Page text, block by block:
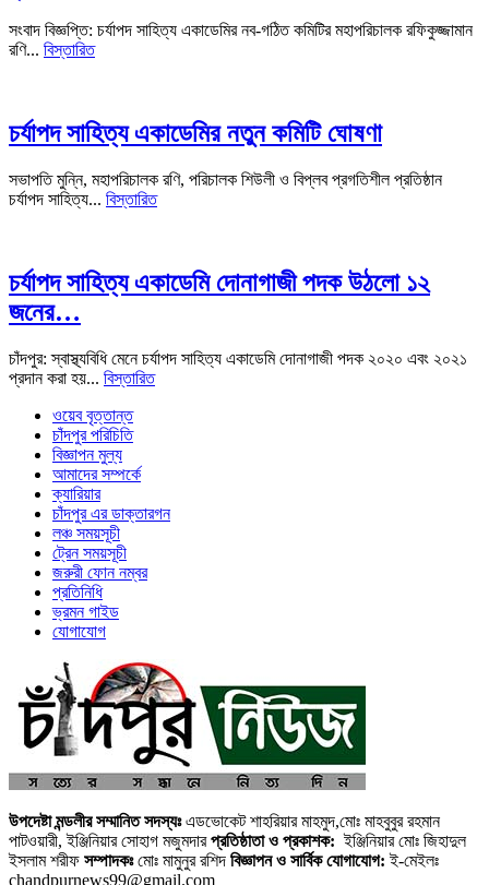
সংবাদ বিজ্ঞপ্তি: চর্যাপদ সাহিত্য একাডেমির নব-গঠিত কমিটির মহাপরিচালক রফিকুজ্জামান
রণি... বিস্তারিত
চর্যাপদ সাহিত্য একাডেমির নতুন কমিটি ঘোষণা
সভাপতি মুন্নি, মহাপরিচালক রণি, পরিচালক শিউলী ও বিপ্লব প্রগতিশীল প্রতিষ্ঠান
চর্যাপদ সাহিত্য... বিস্তারিত
চর্যাপদ সাহিত্য একাডেমি দোনাগাজী পদক উঠলো ১২
জনের…
চাঁদপুর: স্বাস্থ্যবিধি মেনে চর্যাপদ সাহিত্য একাডেমি দোনাগাজী পদক ২০২০ এবং ২০২১
প্রদান করা হয়... বিস্তারিত
ওয়েব বৃত্তান্ত
চাঁদপুর পরিচিতি
বিজ্ঞাপন মুল্য
আমাদের সম্পর্কে
ক্যারিয়ার
চাঁদপুর এর ডাক্তারগন
লঞ্চ সময়সূচী
ট্রেন সময়সূচী
জরুরী ফোন নম্বর
প্রতিনিধি
ভ্রমন গাইড
যোগাযোগ
উপদেষ্টা মন্ডলীর সম্মানিত সদস্যঃএডভোকেট শাহরিয়ার মাহমুদ,মোঃ মাহবুবুর রহমান
পাটওয়ারী, ইঞ্জিনিয়ার সোহাগ মজুমদারপ্রতিষ্ঠাতা ও প্রকাশক: ইঞ্জিনিয়ার মোঃ জিহাদুল
ইসলাম শরীফ সম্পাদকঃমোঃ মামুনুর রশিদ বিজ্ঞাপন ও সার্বিক যোগাযোগ: ই-মেইলঃ
chandpurnews99@gmail.com